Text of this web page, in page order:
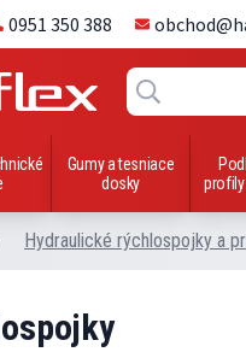
0951 350 388
Gumy a tesniace
dosky
Hydraulické rýchlospojky a